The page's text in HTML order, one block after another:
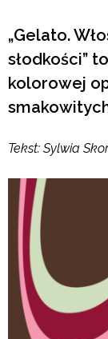
„Gelato.
słodkości”
kolorowej
Tekst: Sylwia